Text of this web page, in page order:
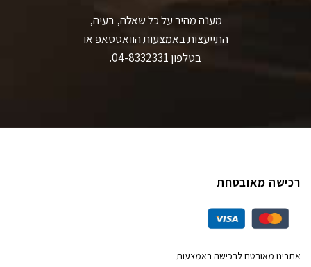
מענה מהיר על כל שאלה, בעיה,
התייעצות באמצעות הוואטסאפ או
בטלפון 04-8332331.
רכישה מאובטחת
אתרינו מאובטח לרכישה באמצעות